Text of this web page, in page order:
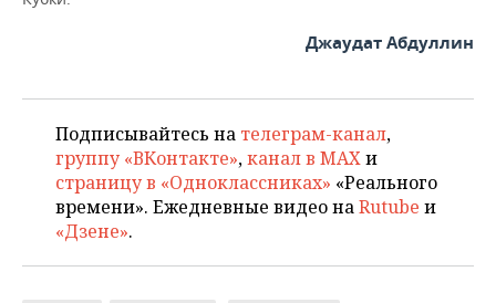
Джаудат Абдуллин
Подписывайтесь на телеграм-канал,
группу «ВКонтакте»,канал в MAXи
страницу в «Одноклассниках» «Реального
времени». Ежедневные видео наRutube и
«Дзене».